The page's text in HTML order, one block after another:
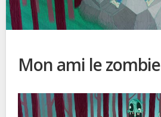
Mon ami le zombie